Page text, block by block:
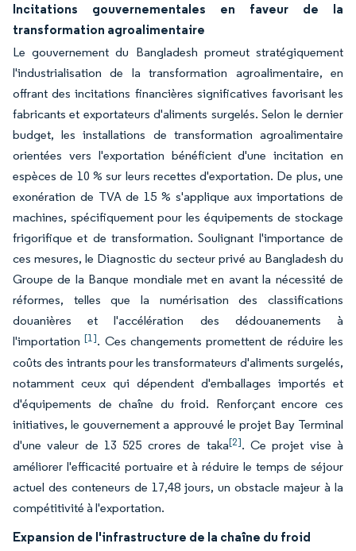
Incitations gouvernementales en faveur de la
transformation agroalimentaire
Le gouvernement du Bangladesh promeut stratégiquement
l'industrialisation de la transformation agroalimentaire, en
offrant des incitations financières significatives favorisant les
fabricants et exportateurs d'aliments surgelés. Selon le dernier
budget, les installations de transformation agroalimentaire
orientées vers l'exportation bénéficient d'une incitation en
espèces de 10 % sur leurs recettes d'exportation. De plus, une
exonération de TVA de 15 % s'applique aux importations de
machines, spécifiquement pour les équipements de stockage
frigorifique et de transformation. Soulignant l'importance de
ces mesures, le Diagnostic du secteur privé au Bangladesh du
Groupe de la Banque mondiale met en avant la nécessité de
réformes, telles que la numérisation des classifications
douanières et l'accélération des dédouanements à
l'importation[1]. Ces changements promettent de réduire les
coûts des intrants pour les transformateurs d'aliments surgelés,
notamment ceux qui dépendent d'emballages importés et
d'équipements de chaîne du froid. Renforçant encore ces
initiatives, le gouvernement a approuvé le projet Bay Terminal
d'une valeur de 13 525 crores de taka[2]. Ce projet vise à
améliorer l'efficacité portuaire et à réduire le temps de séjour
actuel des conteneurs de 17,48 jours, un obstacle majeur à la
compétitivité à l'exportation.
Expansion de l'infrastructure de la chaîne du froid